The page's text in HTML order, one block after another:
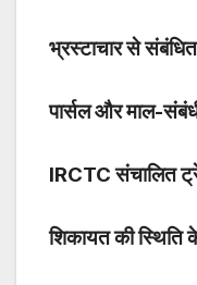
भ्रस्टाचार से
पार्सल और माल-
IRCTC संचालित
शिकायत की स्थिति